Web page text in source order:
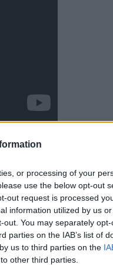
or processing of your
use the below opt-out
out request is processed
information utilized by us
You may separately
parties on the IAB’s list of
us to third parties on the
other third parties.
χαλάλι